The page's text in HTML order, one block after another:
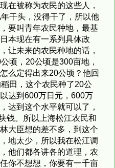
在被称为农民的这些人，
干头，没得干了，所以他
要叫青年农民种地，最基
本现在有一系列具体政
让未来的农民种地的话，
顷，20公顷是300亩地，
么定得出来20公顷？他回
田，这个农民种了20公
达到600万日元，600万
达到这个水平就可以了，
钱。所以上海松江农民和
大臣想的差不多，到这个
地太少，所以我在松江调
他们都各讲各的道理，农
你不想想，你要有一千亩